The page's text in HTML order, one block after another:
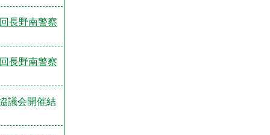
長野南警察
長野南警察
議会開催結